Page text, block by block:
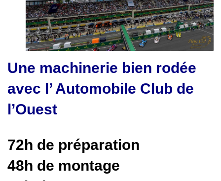
Une machinerie bien rodée
avec l’ Automobile Club de
l’Ouest
72h de préparation
48h de montage